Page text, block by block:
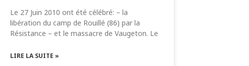
Le 27 Juin 2010 ont été célébré: – la
libération du camp de Rouillé (86) par la
Résistance – et le massacre de Vaugeton. Le
LIRE LA SUITE »